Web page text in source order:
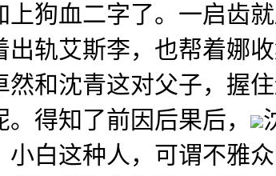
狗血二字了。一启齿
轨艾斯李，也帮着娜
和沈青这对父子，握
得知了前因后果后，
白这种人，可谓不雅